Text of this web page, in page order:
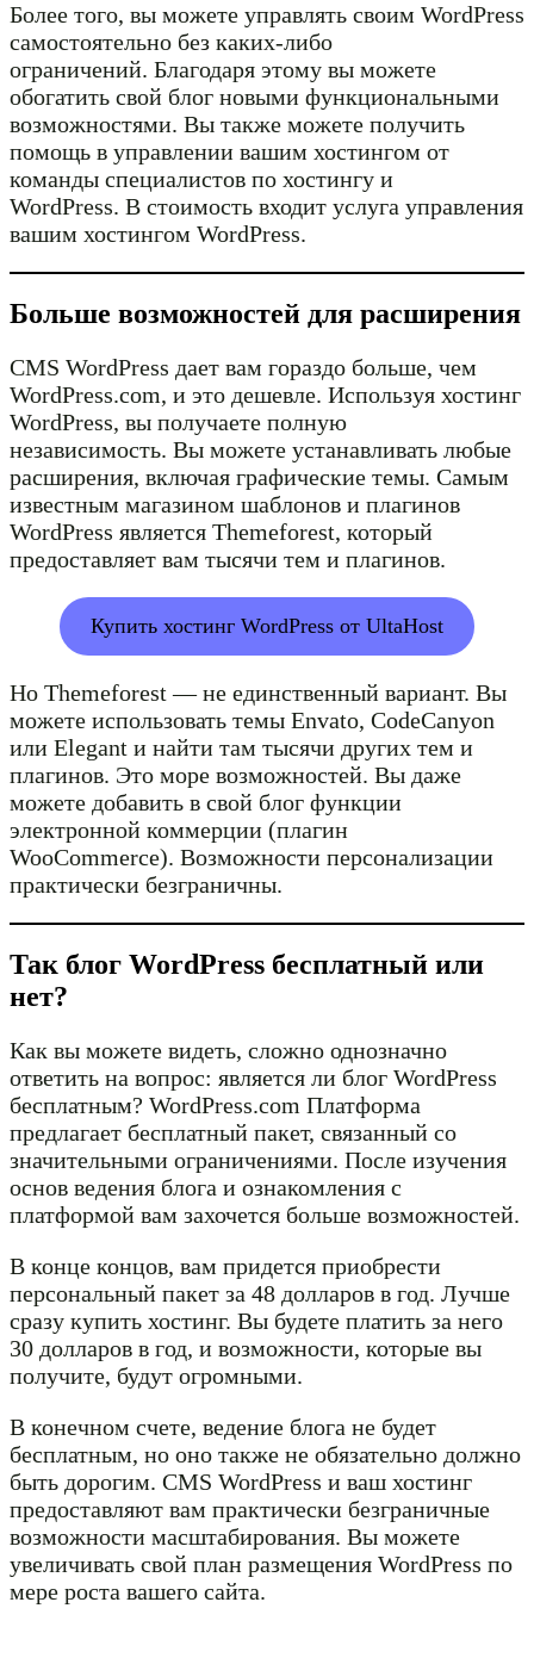
Более того, вы можете управлять своим WordPress
самостоятельно без каких-либо
ограничений. Благодаря этому вы можете
обогатить свой блог новыми функциональными
возможностями. Вы также можете получить
помощь в управлении вашим хостингом от
команды специалистов по хостингу и
WordPress. В стоимость входит услуга управления
вашим хостингом WordPress.
Больше возможностей для расширения
CMS WordPress дает вам гораздо больше, чем
WordPress.com, и это дешевле. Используя хостинг
WordPress, вы получаете полную
независимость. Вы можете устанавливать любые
расширения, включая графические темы. Самым
известным магазином шаблонов и плагинов
WordPress является Themeforest, который
предоставляет вам тысячи тем и плагинов.
Купить хостинг WordPress от UltaHost
Но Themeforest — не единственный вариант. Вы
можете использовать темы Envato, CodeCanyon
или Elegant и найти там тысячи других тем и
плагинов. Это море возможностей. Вы даже
можете добавить в свой блог функции
электронной коммерции (плагин
WooCommerce). Возможности персонализации
практически безграничны.
Так блог WordPress бесплатный или
нет?
Как вы можете видеть, сложно однозначно
ответить на вопрос: является ли блог WordPress
бесплатным? WordPress.com Платформа
предлагает бесплатный пакет, связанный со
значительными ограничениями. После изучения
основ ведения блога и ознакомления с
платформой вам захочется больше возможностей.
В конце концов, вам придется приобрести
персональный пакет за 48 долларов в год. Лучше
сразу купить хостинг. Вы будете платить за него
30 долларов в год, и возможности, которые вы
получите, будут огромными.
В конечном счете, ведение блога не будет
бесплатным, но оно также не обязательно должно
быть дорогим. CMS WordPress и ваш хостинг
предоставляют вам практически безграничные
возможности масштабирования. Вы можете
увеличивать свой план размещения WordPress по
мере роста вашего сайта.